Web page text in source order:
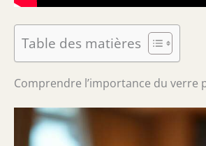
Table des matières
Comprendre l’importance du verre